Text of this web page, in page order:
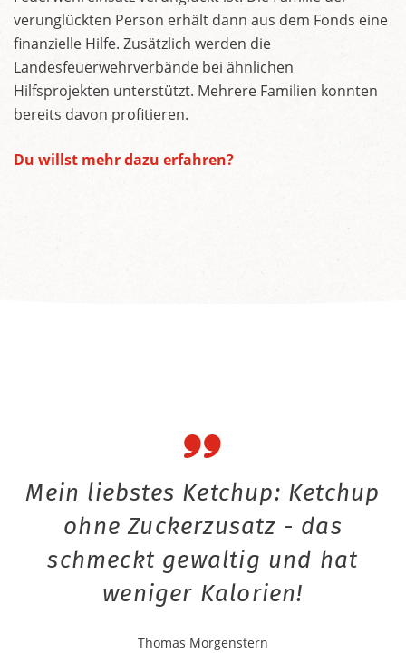
verunglückten Person erhält dann aus dem Fonds eine
finanzielle Hilfe. Zusätzlich werden die
Landesfeuerwehrverbände bei ähnlichen
Hilfsprojekten unterstützt. Mehrere Familien konnten
bereits davon profitieren.
Du willst mehr dazu erfahren?
Mein liebstes Ketchup: Ketchup
ohne Zuckerzusatz - das
schmeckt gewaltig und hat
weniger Kalorien!
Thomas Morgenstern